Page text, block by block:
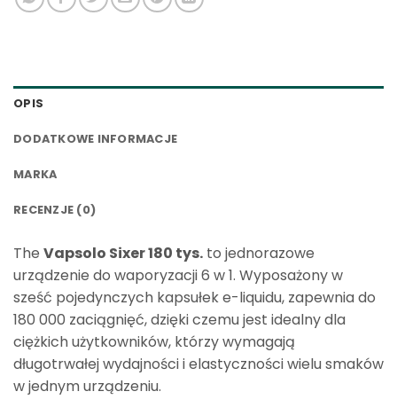
OPIS
DODATKOWE INFORMACJE
MARKA
RECENZJE (0)
The Vapsolo Sixer 180 tys. to jednorazowe
urządzenie do waporyzacji 6 w 1. Wyposażony w
sześć pojedynczych kapsułek e-liquidu, zapewnia do
180 000 zaciągnięć, dzięki czemu jest idealny dla
ciężkich użytkowników, którzy wymagają
długotrwałej wydajności i elastyczności wielu smaków
w jednym urządzeniu.